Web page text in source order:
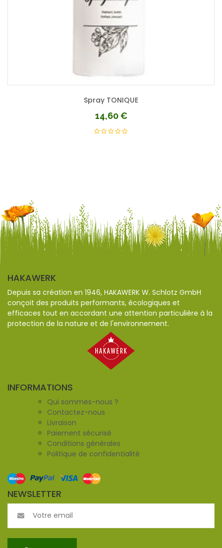
Spray TONIQUE
14,60€
HAKAWERK
Depuis sa création en 1946, HAKAWERK W. Schlotz GmbH
conçoit des produits performants, écologiques et
efficaces tout en accordant une attention particulière à la
protection de la nature et de l'environnement.
INFORMATIONS
Qui sommes-nous ?
Contactez-nous
Livraison
Paiement sécurisé
Conditions générales
Politique de confidentialité
NEWSLETTER